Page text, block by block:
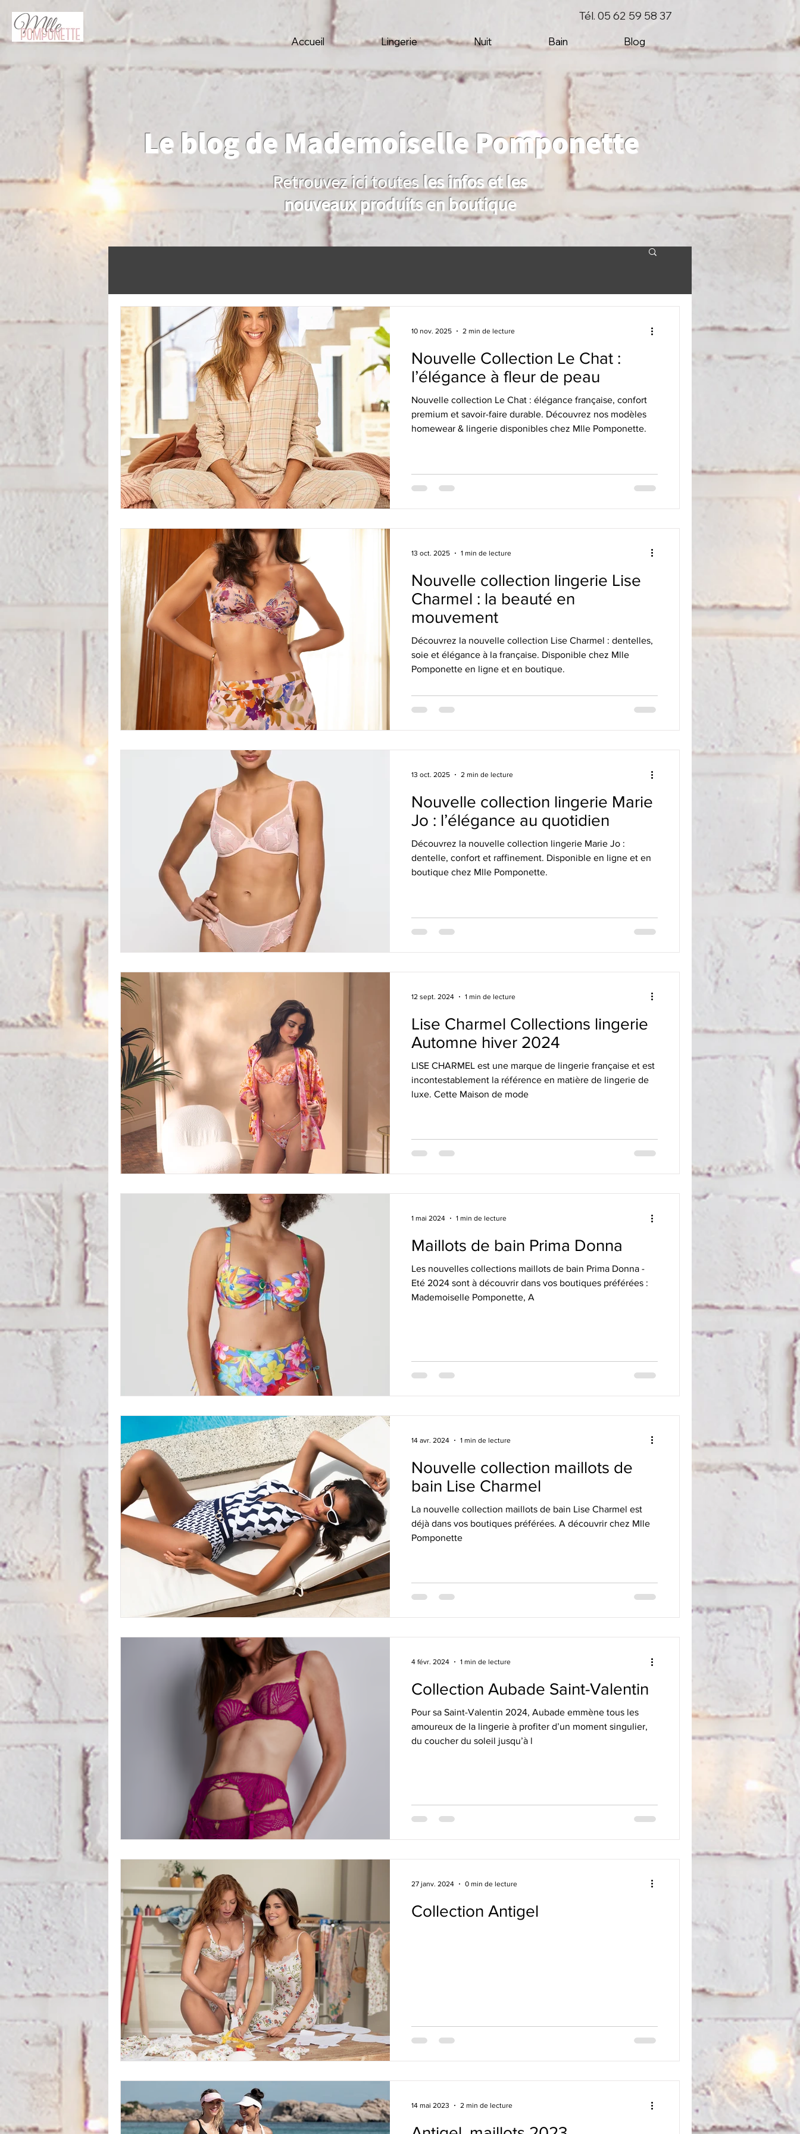
Accueil Lingerie Nuit Bain Blog
Tél. 05 62 59 58 37
Le blog de Mademoiselle Pomponette
Retrouvez ici toutes les infos et les
nouveaux produits en boutique
Nouvelle Collection Le Chat :
l’élégance à fleur de peau
Nouvelle collection Le Chat : élégance française, confort
premium et savoir-faire durable. Découvrez nos modèles
homewear & lingerie disponibles chez Mlle Pomponette.
10 nov. 2025 2 min de lecture
Nouvelle collection lingerie Lise
Charmel : la beauté en
mouvement
Découvrez la nouvelle collection Lise Charmel : dentelles,
soie et élégance à la française. Disponible chez Mlle
Pomponette en ligne et en boutique.
13 oct. 2025 1 min de lecture
Nouvelle collection lingerie Marie
Jo : l’élégance au quotidien
Découvrez la nouvelle collection lingerie Marie Jo :
dentelle, confort et raffinement. Disponible en ligne et en
boutique chez Mlle Pomponette.
13 oct. 2025 2 min de lecture
Lise Charmel Collections lingerie
Automne hiver 2024
LISE CHARMEL est une marque de lingerie française et est
incontestablement la référence en matière de lingerie de
luxe. Cette Maison de mode
12 sept. 2024 1 min de lecture
Maillots de bain Prima Donna
Les nouvelles collections maillots de bain Prima Donna -
Eté 2024 sont à découvrir dans vos boutiques préférées :
Mademoiselle Pomponette, A
1 mai 2024 1 min de lecture
Nouvelle collection maillots de
bain Lise Charmel
La nouvelle collection maillots de bain Lise Charmel est
déjà dans vos boutiques préférées. A découvrir chez Mlle
Pomponette
14 avr. 2024 1 min de lecture
Collection Aubade Saint-Valentin
Pour sa Saint-Valentin 2024, Aubade emmène tous les
amoureux de la lingerie à profiter d’un moment singulier,
du coucher du soleil jusqu’à l
4 févr. 2024 1 min de lecture
Collection Antigel
27 janv. 2024 0 min de lecture
14 mai 2023 2 min de lecture